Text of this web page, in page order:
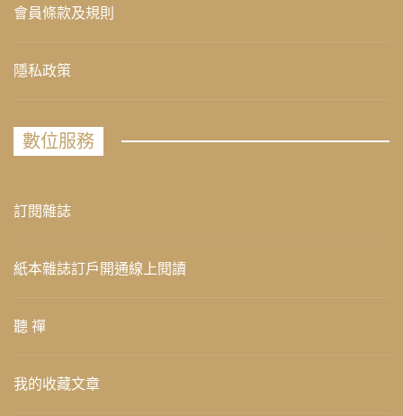
會員條款及規則
隱私政策
數位服務
訂閱雜誌
紙本雜誌訂戶開通線上閱讀
聽 禪
我的收藏文章